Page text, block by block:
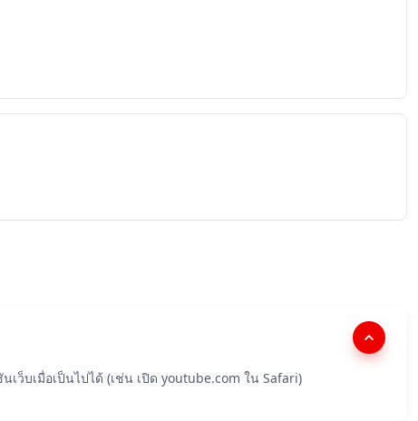
ว็บเมื่อเป็นไปได้ (เช่น เปิด youtube.com ใน Safari)